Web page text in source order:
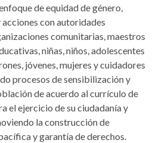
de equidad de género,
con autoridades
comunitarias, maestros
niñas, niños, adolescentes
jóvenes, mujeres y cuidadores
procesos de sensibilización y
de acuerdo al currículo de
el ejercicio de su ciudadanía y
la construcción de
y garantía de derechos.